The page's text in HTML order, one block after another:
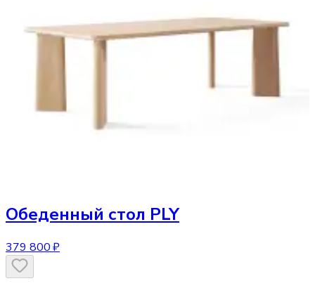
Обеденный стол PLY
379 800 ₽